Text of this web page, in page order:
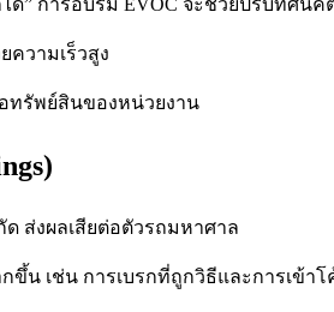
ด้” การอบรม EVOC จะช่วยปรับทัศ
วามเร็วสูง
ทรัพย์สินของหน่วยงาน
ด ส่งผลเสียต่อตัวรถมหาศาล
น เช่น การเบรกที่ถูกวิธีและการเข้า